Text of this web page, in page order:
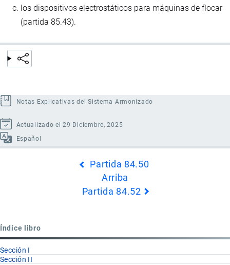
los dispositivos electrostáticos para máquinas de flocar
(partida 85.43).
Notas Explicativas del Sistema Armonizado
Actualizado el 29 Diciembre, 2025
Español
84.51
Partida 84.50
Arriba
Partida 84.52
Índice libro
Sección I
Sección II